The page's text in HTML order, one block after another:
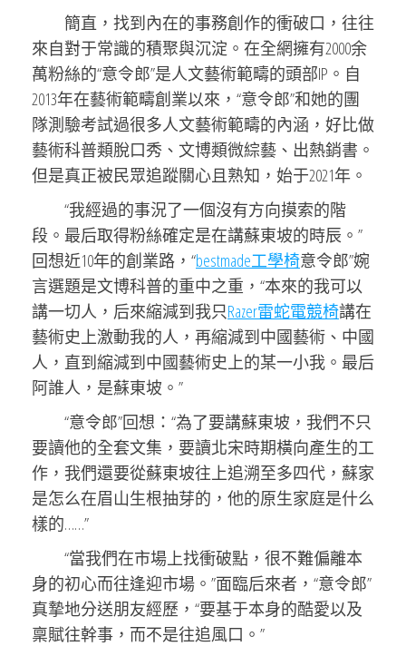
簡直，找到內在的事務創作的衝破口，往往
來自對于常識的積聚與沉淀。在全網擁有2000余
萬粉絲的“意令郎”是人文藝術範疇的頭部IP。自
2013年在藝術範疇創業以來，“意令郎”和她的團
隊測驗考試過很多人文藝術範疇的內涵，好比做
藝術科普類脫口秀、文博類微綜藝、出熱銷書。
但是真正被民眾追蹤關心且熟知，始于2021年。
“我經過的事況了一個沒有方向摸索的階
段。最后取得粉絲確定是在講蘇東坡的時辰。”
回想近10年的創業路，“bestmade工學椅意令郎”婉
言選題是文博科普的重中之重，“本來的我可以
講一切人，后來縮減到我只Razer雷蛇電競椅講在
藝術史上激動我的人，再縮減到中國藝術、中國
人，直到縮減到中國藝術史上的某一小我。最后
阿誰人，是蘇東坡。”
“意令郎”回想：“為了要講蘇東坡，我們不只
要讀他的全套文集，要讀北宋時期橫向產生的工
作，我們還要從蘇東坡往上追溯至多四代，蘇家
是怎么在眉山生根抽芽的，他的原生家庭是什么
樣的……”
“當我們在市場上找衝破點，很不難偏離本
身的初心而往逢迎市場。”面臨后來者，“意令郎”
真摯地分送朋友經歷，“要基于本身的酷愛以及
稟賦往幹事，而不是往追風口。”